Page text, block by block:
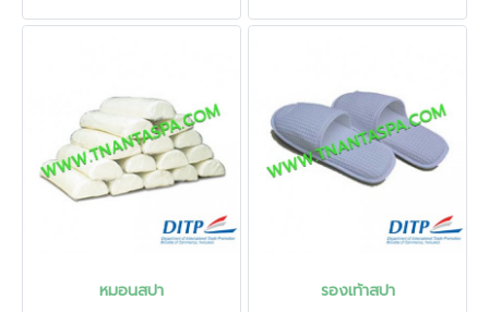
หมอนสปา รองเท้าสปา